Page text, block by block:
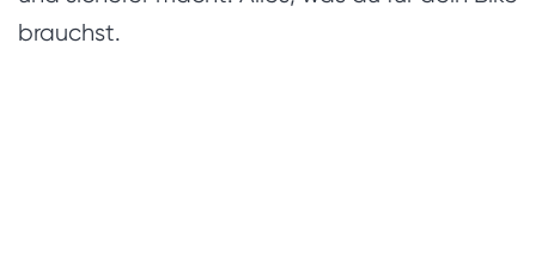
brauchst.